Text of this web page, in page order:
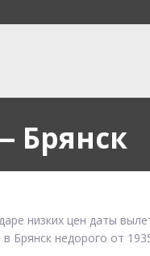
Брянск
низких цен даты
Брянск недорого от